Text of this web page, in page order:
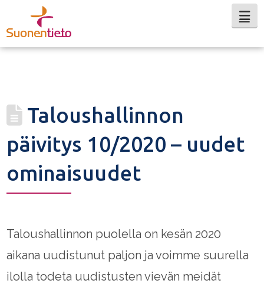
Taloushallinnon
päivitys 10/2020 – uudet
ominaisuudet
Taloushallinnon puolella on kesän 2020
aikana uudistunut paljon ja voimme suurella
ilolla todeta uudistusten vievän meidät